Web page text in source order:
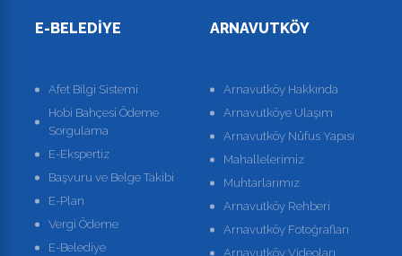
E-BELEDIYE
Afet Bilgi Sistemi
Hobi Bahçesi Ödeme
Sorgulama
E-Ekspertiz
Başvuru ve Belge Takibi
E-Plan
Vergi Ödeme
E-Belediye
ARNAVUTKÖY
Arnavutköy Hakkında
Arnavutköye Ulaşım
Arnavutköy Nüfus Yapısı
Mahallelerimiz
Muhtarlarımız
Arnavutköy Rehberi
Arnavutköy Fotoğrafları
Arnavutköy Videoları